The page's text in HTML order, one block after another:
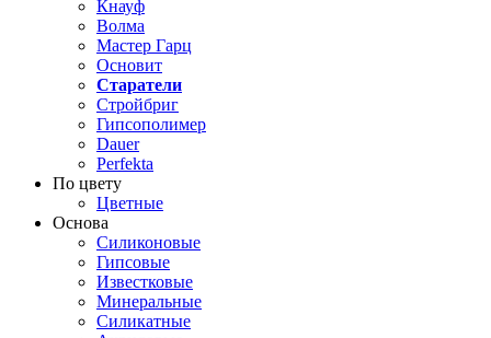
Кнауф
Волма
Мастер Гарц
Основит
Старатели
Стройбриг
Гипсополимер
Dauer
Perfekta
По цвету
Цветные
Основа
Силиконовые
Гипсовые
Известковые
Минеральные
Силикатные